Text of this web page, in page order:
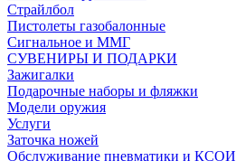
Страйлбол
Пистолеты газобалонные
Сигнальное и ММГ
СУВЕНИРЫ И ПОДАРКИ
Зажигалки
Подарочные наборы и фляжки
Модели оружия
Услуги
Заточка ножей
Обслуживание пневматики и КСОИ